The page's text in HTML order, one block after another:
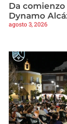
Da
Dynamo
agosto 3, 2026